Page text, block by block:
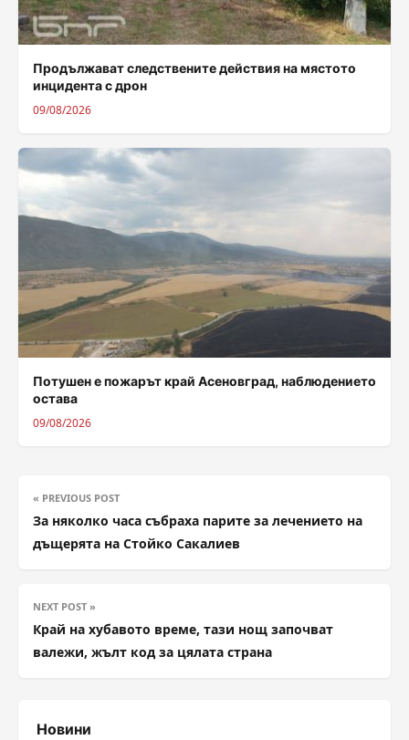
Продължават следствените действия на мястото
инцидента с дрон
09/08/2026
Потушен е пожарът край Асеновград, наблюдението
остава
09/08/2026
« PREVIOUS POST
За няколко часа събраха парите за лечението на
дъщерята на Стойко Сакалиев
NEXT POST »
Край на хубавото време, тази нощ започват
валежи, жълт код за цялата страна
Новини